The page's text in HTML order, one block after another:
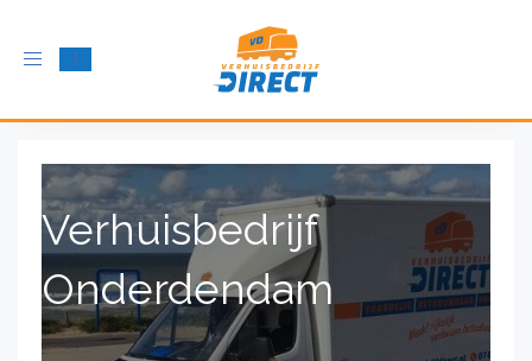
Schakel
Verhuisbedrijf
Onderdendam